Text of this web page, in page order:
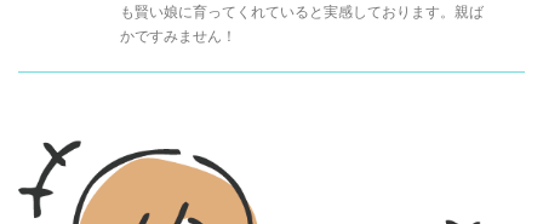
も賢い娘に育ってくれていると実感しております。親ば
かですみません！